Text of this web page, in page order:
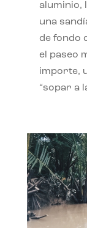
aluminio,
una
de fondo
el paseo
importe,
“sopar a